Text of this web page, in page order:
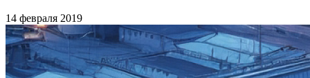
14 февраля 2019